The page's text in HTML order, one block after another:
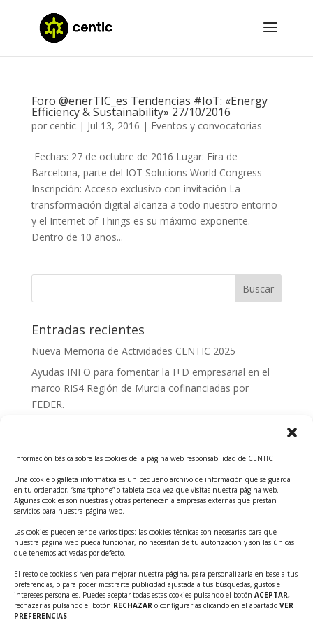
Información básica sobre las cookies de la página web responsabilidad de CENTIC
Una cookie o galleta informática es un pequeño archivo de información que se guarda
en tu ordenador, “smartphone” o tableta cada vez que visitas nuestra página web.
Algunas cookies son nuestras y otras pertenecen a empresas externas que prestan
servicios para nuestra página web.
Las cookies pueden ser de varios tipos: las cookies técnicas son necesarias para que
nuestra página web pueda funcionar, no necesitan de tu autorización y son las únicas
que tenemos activadas por defecto.
El resto de cookies sirven para mejorar nuestra página, para personalizarla en base a tus
preferencias, o para poder mostrarte publicidad ajustada a tus búsquedas, gustos e
intereses personales. Puedes aceptar todas estas cookies pulsando el botón ACEPTAR,
rechazarlas pulsando el botón RECHAZAR o configurarlas clicando en el apartado VER
PREFERENCIAS.
Foro @enerTIC_es Tendencias #IoT: «Energy
Efficiency & Sustainability» 27/10/2016
por centic| Jul 13, 2016 | Eventos y convocatorias
Fechas: 27 de octubre de 2016 Lugar: Fira de
Barcelona, parte del IOT Solutions World Congress
Inscripción: Acceso exclusivo con invitación La
transformación digital alcanza a todo nuestro entorno
y el Internet of Things es su máximo exponente.
Dentro de 10 años...
Entradas recientes
Nueva Memoria de Actividades CENTIC 2025
Ayudas INFO para fomentar la I+D empresarial en el
marco RIS4 Región de Murcia cofinanciadas por
FEDER.
Tecnológicos 2ª ed.
Ayudas INFO para el apoyo a las empresas
innovadoras con potencial tecnológico y escalables
Convocatoria Cheque de Innovación. Ayudas INFO
para la contratación de servicios de Innovación y
Competitividad
Cheque Inversión del INFO. Ayudas para la
contratación de servicios de Innovación y
Competitividad para apoyar rondas de financiación.